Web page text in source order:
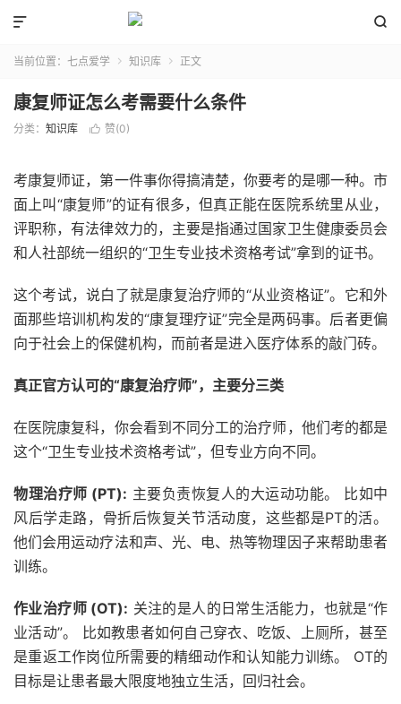


当前位置： 七点爱学  知识库  正文
康复师证怎么考需要什么条件
分类： 知识库  赞(0)
考康复师证，第一件事你得搞清楚，你要考的是哪一种。市
面上叫“康复师”的证有很多，但真正能在医院系统里从业，
评职称，有法律效力的，主要是指通过国家卫生健康委员会
和人社部统一组织的“卫生专业技术资格考试”拿到的证书。
这个考试，说白了就是康复治疗师的“从业资格证”。它和外
面那些培训机构发的“康复理疗证”完全是两码事。后者更偏
向于社会上的保健机构，而前者是进入医疗体系的敲门砖。
真正官方认可的“康复治疗师”，主要分三类
在医院康复科，你会看到不同分工的治疗师，他们考的都是
这个“卫生专业技术资格考试”，但专业方向不同。
物理治疗师 (PT): 主要负责恢复人的大运动功能。 比如中
风后学走路，骨折后恢复关节活动度，这些都是PT的活。
他们会用运动疗法和声、光、电、热等物理因子来帮助患者
训练。
作业治疗师 (OT): 关注的是人的日常生活能力，也就是“作
业活动”。 比如教患者如何自己穿衣、吃饭、上厕所，甚至
是重返工作岗位所需要的精细动作和认知能力训练。 OT的
目标是让患者最大限度地独立生活，回归社会。